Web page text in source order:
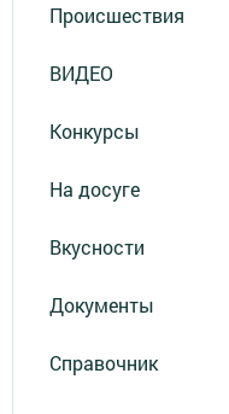
Происшествия
ВИДЕО
Конкурсы
На досуге
Вкусности
Документы
Справочник